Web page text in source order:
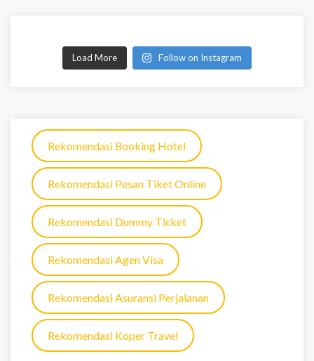
Load More Follow on Instagram
Rekomendasi Booking Hotel
Rekomendasi Pesan Tiket Online
Rekomendasi Dummy Ticket
Rekomendasi Agen Visa
Rekomendasi Asuransi Perjalanan
Rekomendasi Koper Travel